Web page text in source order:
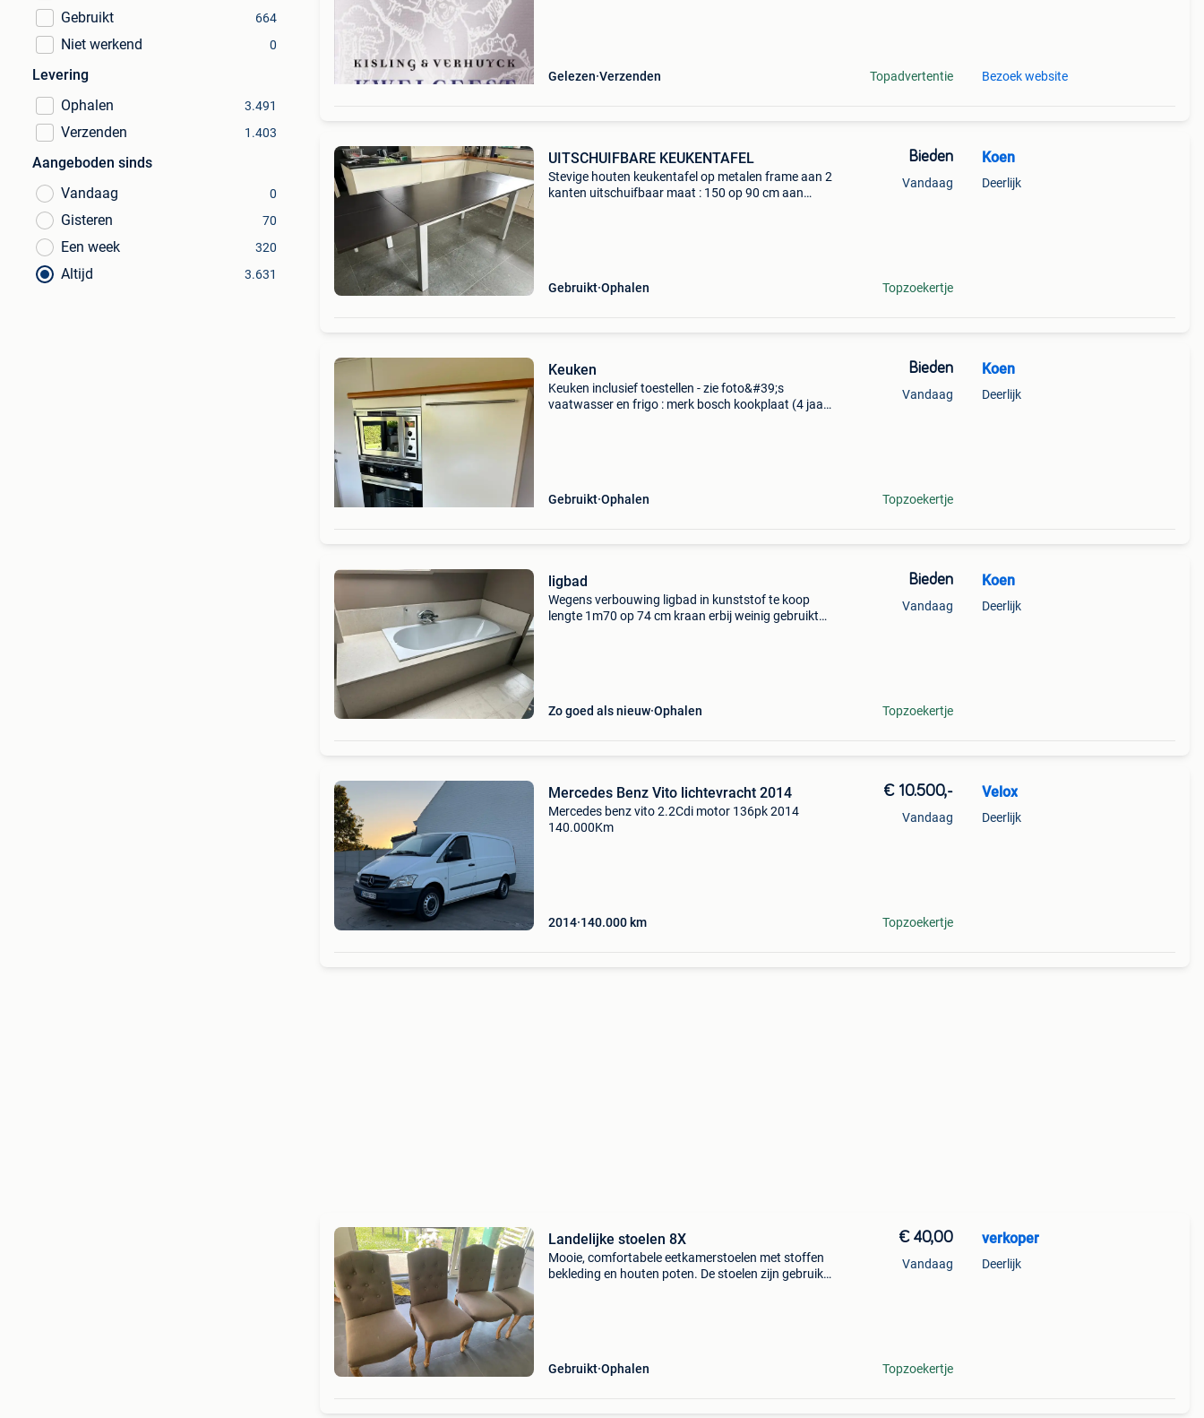
Gebruikt 664
Niet werkend 0
Levering
Ophalen
3.491
Verzenden 1.403
Aangeboden sinds
Vandaag
0
Gisteren 70
Een week 320
Altijd 3.631
Gelezen Verzenden Topadvertentie Bezoek website
UITSCHUIFBARE KEUKENTAFEL
Stevige houten keukentafel op metalen frame aan 2
kanten uitschuifbaar maat : 150 op 90 cm aan
Gebruikt Ophalen
Bieden
Vandaag
Topzoekertje
Koen
Deerlijk
Keuken
Keuken inclusief toestellen - zie foto&#39;s
vaatwasser en frigo : merk bosch kookplaat (4 jaar)
Gebruikt Ophalen
Bieden
Vandaag
Topzoekertje
Koen
Deerlijk
ligbad
Wegens verbouwing ligbad in kunststof te koop
lengte 1m70 op 74 cm kraan erbij weinig gebruikt
Zo goed als nieuw Ophalen
Bieden
Vandaag
Topzoekertje
Koen
Deerlijk
Mercedes Benz Vito lichtevracht 2014
Mercedes benz vito 2.2Cdi motor 136pk 2014
140.000Km
2014 140.000 km
€ 10.500,-
Vandaag
Topzoekertje
Velox
Deerlijk
Landelijke stoelen 8X
Mooie, comfortabele eetkamerstoelen met stoffen
bekleding en houten poten. De stoelen zijn gebruikt
Gebruikt Ophalen
€ 40,00
Vandaag
Topzoekertje
verkoper
Deerlijk